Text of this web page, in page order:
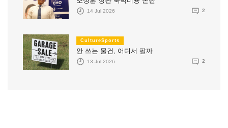
14 Jul 2026 2
CultureSports
안 쓰는 물건, 어디서 팔까
13 Jul 2026 2